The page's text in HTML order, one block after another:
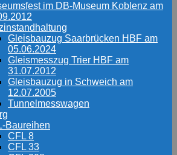
im DB-Museum Koblenz am
Gleisbauzug Saarbrücken HBF am
05.06.2024
Gleismesszug Trier HBF am
31.07.2012
Gleisbauzug in Schweich am
12.07.2005
Tunnelmesswagen
Baureihen
CFL 8
CFL 33